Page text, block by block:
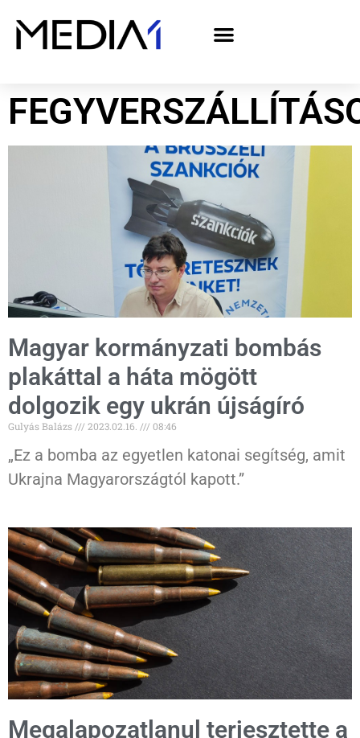
Magyar kormányzati bombás
plakáttal a háta mögött
dolgozik egy ukrán újságíró
Gulyás Balázs 2023.02.16. 08:46
„Ez a bomba az egyetlen katonai segítség, amit
Ukrajna Magyarországtól kapott.”
Megalapozatlanul terjesztette a